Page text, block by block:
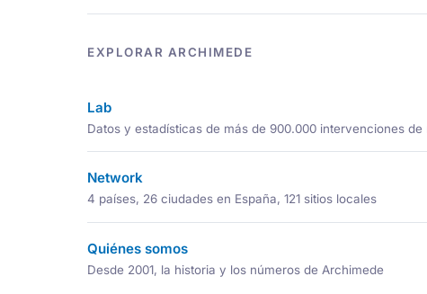
EXPLORAR ARCHIMEDE
Lab
Datos y estadísticas de más de 900.000 intervenciones de
Network
4 países, 26 ciudades en España, 121 sitios locales
Quiénes somos
Desde 2001, la historia y los números de Archimede